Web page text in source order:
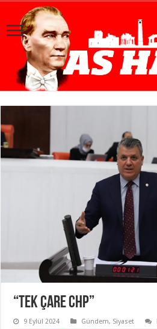
“Tek çare CHP”
9 Eylül 2024 Gündem, Siyaset